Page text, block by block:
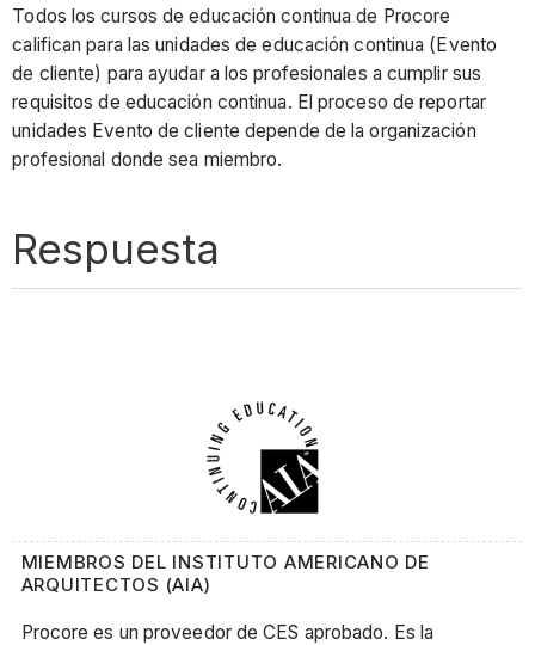
Todos los cursos de educación continua de Procore
califican para las unidades de educación continua (Evento
de cliente) para ayudar a los profesionales a cumplir sus
requisitos de educación continua. El proceso de reportar
unidades Evento de cliente depende de la organización
profesional donde sea miembro.
Respuesta
MIEMBROS DEL INSTITUTO AMERICANO DE
ARQUITECTOS (AIA)
Procore es un proveedor de CES aprobado. Es la